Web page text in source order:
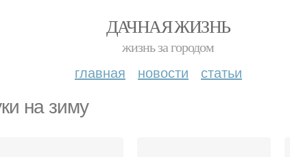
ДАЧНАЯ ЖИЗНЬ
жизнь за городом
главная новости статьи
на зиму